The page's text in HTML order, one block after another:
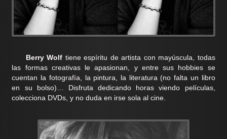
Berry Wolftiene espíritu de artista con mayúscula, todas
las formas creativas le apasionan, y entre sus hobbies se
cuentan la fotografía, la pintura, la literatura (no falta un libro
en su bolso)… Disfruta dedicando horas viendo películas,
colecciona DVDs, y no duda en irse sola al cine.